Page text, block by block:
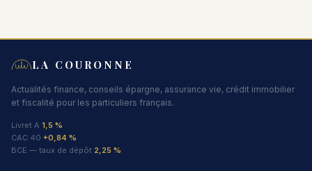
LA COURONNE
Actualités finance, conseils épargne, assurance vie, crédit immobilier
et fiscalité pour les particuliers français.
Livret A 1,5 %
CAC 40 +0,84 %
BCE — taux de dépôt 2,25 %